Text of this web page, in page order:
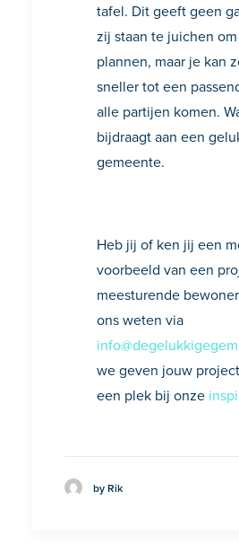
tafel. Dit geeft geen
zij staan te juichen
plannen, maar je kan
sneller tot een
alle partijen komen.
bijdraagt aan een
gemeente.
Heb jij of ken jij een
voorbeeld van een
meesturende
ons weten via
we geven jouw
een plek bij onze
by Rik